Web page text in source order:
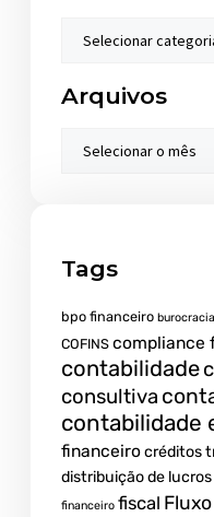
Arquivos
Tags
bpo financeiro burocracia
COFINS compliance
contabilidade
consultiva
contabilidade
financeirocréditos
distribuição de lucros
financeiro fiscal